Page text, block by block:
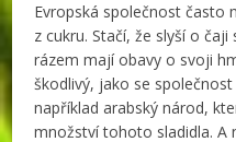
Evropská společnost často
z cukru. Stačí, že slyší o
rázem mají obavy o svoji
škodlivý, jako se
například arabský národ,
množství tohoto sladidla. A